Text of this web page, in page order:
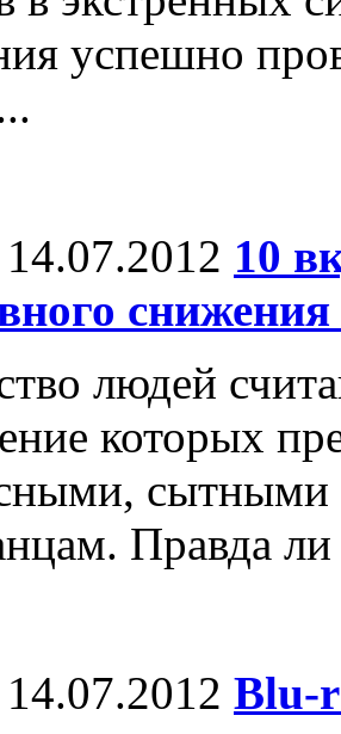
успешно
14.07.2012 10
снижения
людей
которых
сытными
Правда ли
14.07.2012 Blu-